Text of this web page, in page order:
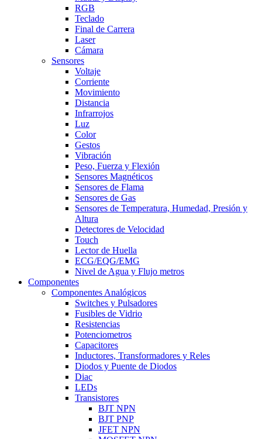
RGB
Teclado
Final de Carrera
Laser
Cámara
Sensores
Voltaje
Corriente
Movimiento
Distancia
Infrarrojos
Luz
Color
Gestos
Vibración
Peso, Fuerza y Flexión
Sensores Magnéticos
Sensores de Flama
Sensores de Gas
Sensores de Temperatura, Humedad, Presión y
Altura
Detectores de Velocidad
Touch
Lector de Huella
ECG/EQG/EMG
Nivel de Agua y Flujo metros
Componentes
Componentes Analógicos
Switches y Pulsadores
Fusibles de Vidrio
Resistencias
Potenciometros
Capacitores
Inductores, Transformadores y Reles
Diodos y Puente de Diodos
Diac
LEDs
Transistores
BJT NPN
BJT PNP
JFET NPN